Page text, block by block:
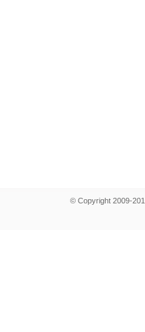
© Copyright 2009-